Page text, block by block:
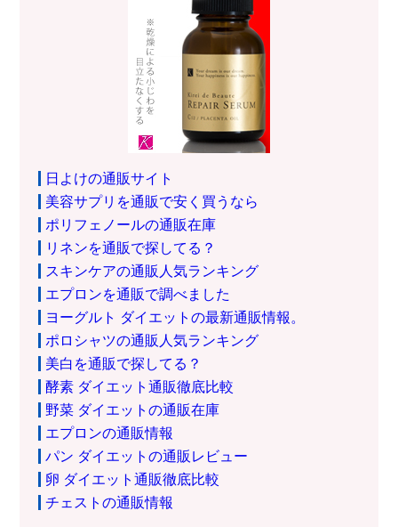
日よけの通販サイト
美容サプリを通販で安く買うなら
ポリフェノールの通販在庫
リネンを通販で探してる？
スキンケアの通販人気ランキング
エプロンを通販で調べました
ヨーグルト ダイエットの最新通販情報。
ポロシャツの通販人気ランキング
美白を通販で探してる？
酵素 ダイエット通販徹底比較
野菜 ダイエットの通販在庫
エプロンの通販情報
パン ダイエットの通販レビュー
卵 ダイエット通販徹底比較
チェストの通販情報